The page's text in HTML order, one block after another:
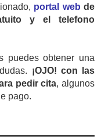
portal web de
y el telefono
puedes obtener una
¡OJO! con las
pedir cita, algunos
pago.